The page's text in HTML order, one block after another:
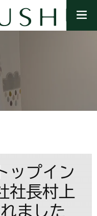
ニ
ップイン
社長村上
ました